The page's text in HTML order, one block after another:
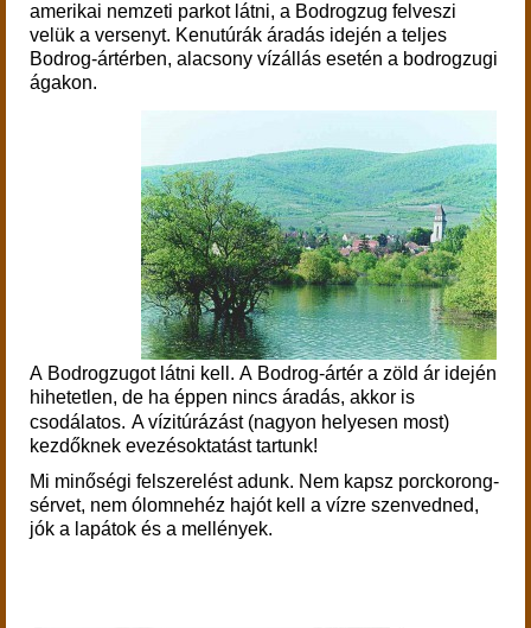
amerikai nemzeti parkot látni, a Bodrogzug felveszi
velük a versenyt. Kenutúrák áradás idején a teljes
Bodrog-ártérben, alacsony vízállás esetén a bodrogzugi
ágakon.
A Bodrogzugot látni kell. A Bodrog-ártér a zöld ár idején
hihetetlen, de ha éppen nincs áradás, akkor is
csodálatos. A vízitúrázást (nagyon helyesen most)
kezdőknek evezésoktatást tartunk!
Mi minőségi felszerelést adunk. Nem kapsz porckorong-
sérvet, nem ólomnehéz hajót kell a vízre szenvedned,
jók a lapátok és a mellények.